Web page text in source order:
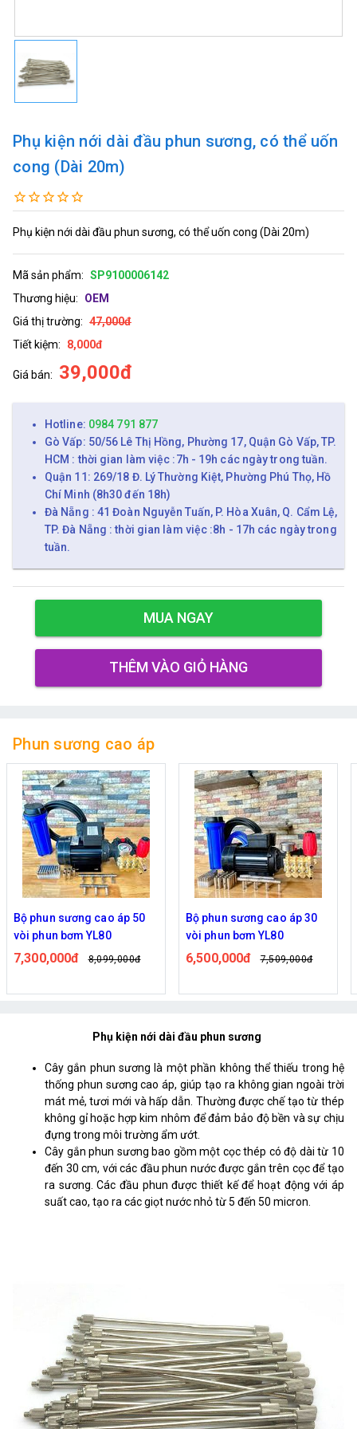
Phụ kiện nới dài đầu phun sương, có thể uốn
cong (Dài 20m)
Phụ kiện nới dài đầu phun sương, có thể uốn cong (Dài 20m)
Mã sản phẩm: SP9100006142
Thương hiệu:
OEM
Giá thị trường: 47,000đ
Tiết kiệm:
8,000đ
Giá bán: 39,000đ
Hotline: 0984 791 877
Gò Vấp: 50/56 Lê Thị Hồng, Phường 17, Quận Gò Vấp, TP.
HCM : thời gian làm việc :7h - 19h các ngày trong tuần.
Quận 11: 269/18 Đ. Lý Thường Kiệt, Phường Phú Thọ, Hồ
Chí Minh (8h30 đến 18h)
Đà Nẵng : 41 Đoàn Nguyễn Tuấn, P. Hòa Xuân, Q. Cẩm Lệ,
TP. Đà Nẵng : thời gian làm việc :8h - 17h các ngày trong
tuần.
MUA NGAY
THÊM VÀO GIỎ HÀNG
Phun sương cao áp
Bộ phun sương cao áp 50
vòi phun bơm YL80
7,300,000đ 8,099,000đ
Bộ phun sương cao áp 30
vòi phun bơm YL80
6,500,000đ 7,509,000đ
Phụ kiện nới dài đầu phun sương
Cây gắn phun sương là một phần không thể thiếu trong hệ
thống phun sương cao áp, giúp tạo ra không gian ngoài trời
mát mẻ, tươi mới và hấp dẫn. Thường được chế tạo từ thép
không gỉ hoặc hợp kim nhôm để đảm bảo độ bền và sự chịu
đựng trong môi trường ẩm ướt.
Cây gắn phun sương bao gồm một cọc thép có độ dài từ 10
đến 30 cm, với các đầu phun nước được gắn trên cọc để tạo
ra sương. Các đầu phun được thiết kế để hoạt động với áp
suất cao, tạo ra các giọt nước nhỏ từ 5 đến 50 micron.